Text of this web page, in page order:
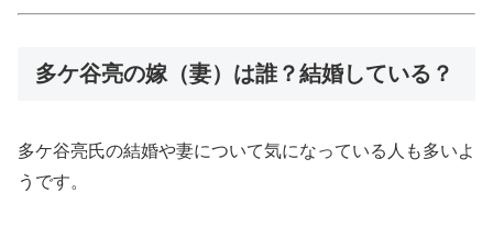
多ケ谷亮の嫁（妻）は誰？結婚している？
多ケ谷亮氏の結婚や妻について気になっている人も多いよ
うです。